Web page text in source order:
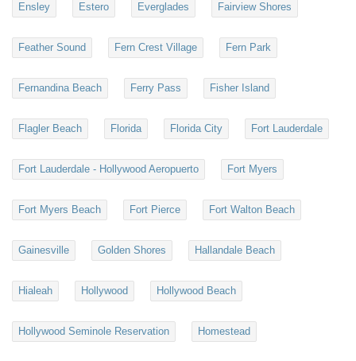
Ensley Estero Everglades Fairview Shores
Feather Sound Fern Crest Village Fern Park
Fernandina Beach Ferry Pass Fisher Island
Flagler Beach Florida Florida City Fort Lauderdale
Fort Lauderdale - Hollywood Aeropuerto Fort Myers
Fort Myers Beach Fort Pierce Fort Walton Beach
Gainesville Golden Shores Hallandale Beach
Hialeah Hollywood Hollywood Beach
Hollywood Seminole Reservation Homestead